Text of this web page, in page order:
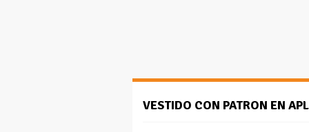
VESTIDO CON PATRON EN